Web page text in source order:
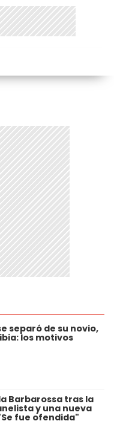
separó de su novio,
los motivos
Barbarossa tras la
y una nueva
fue ofendida"